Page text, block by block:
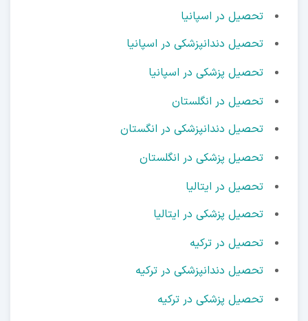
تحصیل در اسپانیا
تحصیل دندانپزشکی در اسپانیا
تحصیل پزشکی در اسپانیا
تحصیل در انگلستان
تحصیل دندانپزشکی در انگستان
تحصیل پزشکی در انگلستان
تحصیل در ایتالیا
تحصیل پزشکی در ایتالیا
تحصیل در ترکیه
تحصیل دندانپزشکی در ترکیه
تحصیل پزشکی در ترکیه